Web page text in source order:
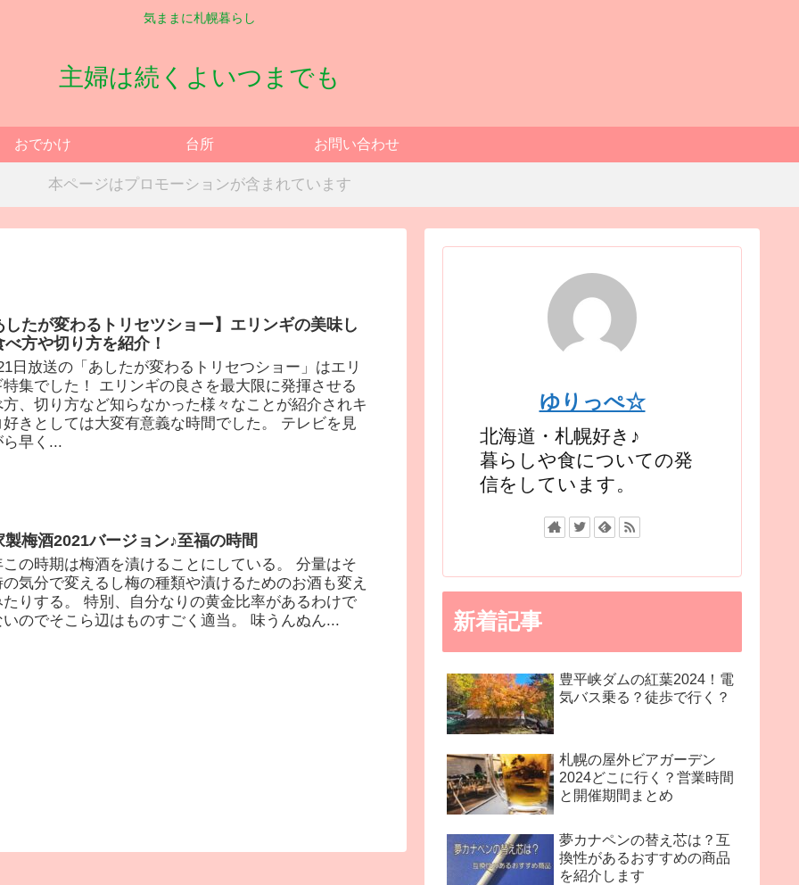
気ままに札幌暮らし
主婦は続くよいつまでも
おでかけ 台所 お問い合わせ
本ページはプロモーションが含まれています
したが変わるトリセツショー】エリンギの美味し
べ方や切り方を紹介！
日放送の「あしたが変わるトリセつショー」はエリ
特集でした！ エリンギの良さを最大限に発揮させる
方、切り方など知らなかった様々なことが紹介されキ
好きとしては大変有意義な時間でした。 テレビを見
ら早く...
製梅酒2021バージョン♪至福の時間
この時期は梅酒を漬けることにしている。 分量はそ
の気分で変えるし梅の種類や漬けるためのお酒も変え
たりする。 特別、自分なりの黄金比率があるわけで
いのでそこら辺はものすごく適当。 味うんぬん...
ゆりっぺ☆
北海道・札幌好き♪
暮らしや食についての発
信をしています。
新着記事
豊平峡ダムの紅葉2024！電
気バス乗る？徒歩で行く？
札幌の屋外ビアガーデン
2024どこに行く？営業時間
と開催期間まとめ
夢カナペンの替え芯は？互
換性があるおすすめの商品
を紹介します